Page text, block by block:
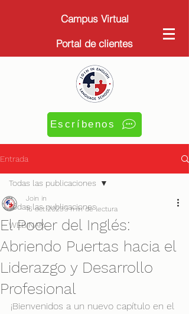
Campus Virtual
Portal de clientes
Escríbenos
Entrada
Todas las publicaciones
WEBINAR
Todas las publicaciones
El Poder del Inglés:
Abriendo Puertas hacia el
Liderazgo y Desarrollo
Profesional
Join in
16 oct 20233 min de lectura
¡Bienvenidos a un nuevo capítulo en el